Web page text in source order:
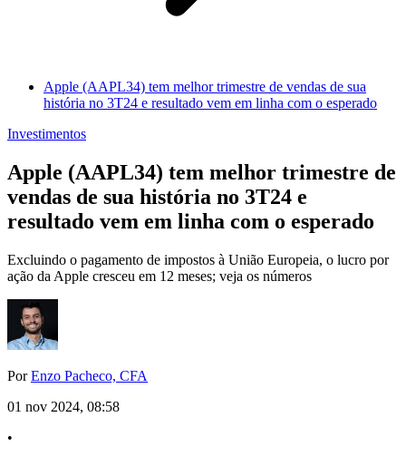
Apple (AAPL34) tem melhor trimestre de vendas de sua
história no 3T24 e resultado vem em linha com o esperado
Investimentos
Apple (AAPL34) tem melhor trimestre de
vendas de sua história no 3T24 e
resultado vem em linha com o esperado
Excluindo o pagamento de impostos à União Europeia, o lucro por
ação da Apple cresceu em 12 meses; veja os números
PorEnzo Pacheco, CFA
01 nov 2024, 08:58
•